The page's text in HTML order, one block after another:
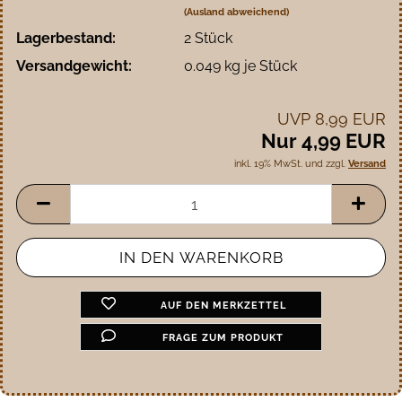
(Ausland abweichend)
Lagerbestand: 2 Stück
Versandgewicht:
0.049kg je Stück
UVP 8,99 EUR
Nur 4,99 EUR
inkl. 19% MwSt. und zzgl. Versand
AUF DEN MERKZETTEL
FRAGE ZUM PRODUKT